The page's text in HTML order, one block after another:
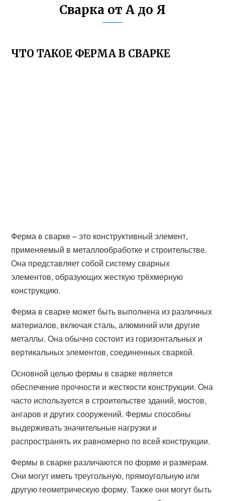
Сварка от А до Я
ЧТО ТАКОЕ ФЕРМА В СВАРКЕ
Ферма в сварке – это конструктивный элемент,
применяемый в металлообработке и строительстве.
Она представляет собой систему сварных
элементов, образующих жесткую трёхмерную
конструкцию.
Ферма в сварке может быть выполнена из различных
материалов, включая сталь, алюминий или другие
металлы. Она обычно состоит из горизонтальных и
вертикальных элементов, соединенных сваркой.
Основной целью фермы в сварке является
обеспечение прочности и жесткости конструкции. Она
часто используется в строительстве зданий, мостов,
ангаров и других сооружений. Фермы способны
выдерживать значительные нагрузки и
распространять их равномерно по всей конструкции.
Фермы в сварке различаются по форме и размерам.
Они могут иметь треугольную, прямоугольную или
другую геометрическую форму. Также они могут быть